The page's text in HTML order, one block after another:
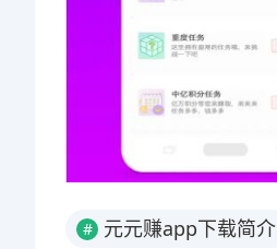
# 元元赚app下载简介